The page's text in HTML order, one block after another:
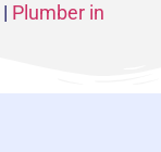
| Plumber in